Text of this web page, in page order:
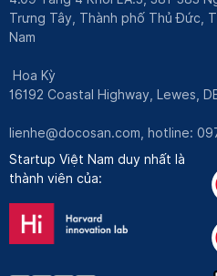
Trưng Tây, Thành phố Thủ Đức,
Nam
Hoa Kỳ
16192 Coastal Highway, Lewes,
lienhe@docosan.com , hotline:
Startup Việt Nam duy nhất là
thành viên của: